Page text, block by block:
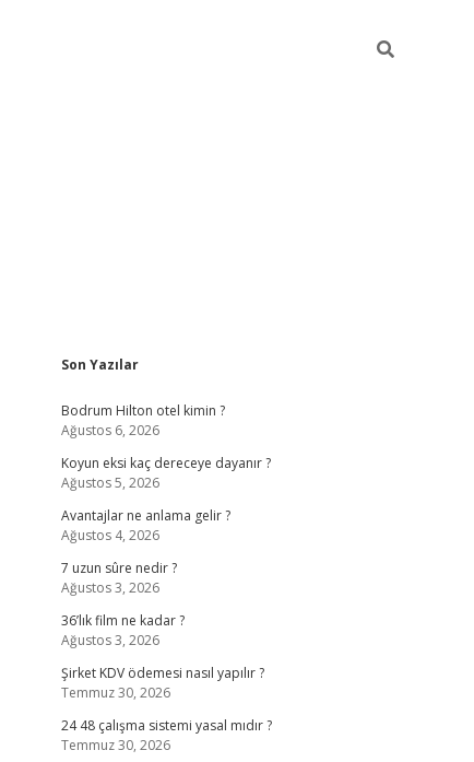
Sidebar
Son Yazılar
Bodrum Hilton otel kimin ?
Ağustos 6, 2026
Koyun eksi kaç dereceye dayanır ?
Ağustos 5, 2026
Avantajlar ne anlama gelir ?
Ağustos 4, 2026
7 uzun sûre nedir ?
Ağustos 3, 2026
36’lık film ne kadar ?
Ağustos 3, 2026
Şirket KDV ödemesi nasıl yapılır ?
Temmuz 30, 2026
24 48 çalışma sistemi yasal mıdır ?
Temmuz 30, 2026
ilbetbetci